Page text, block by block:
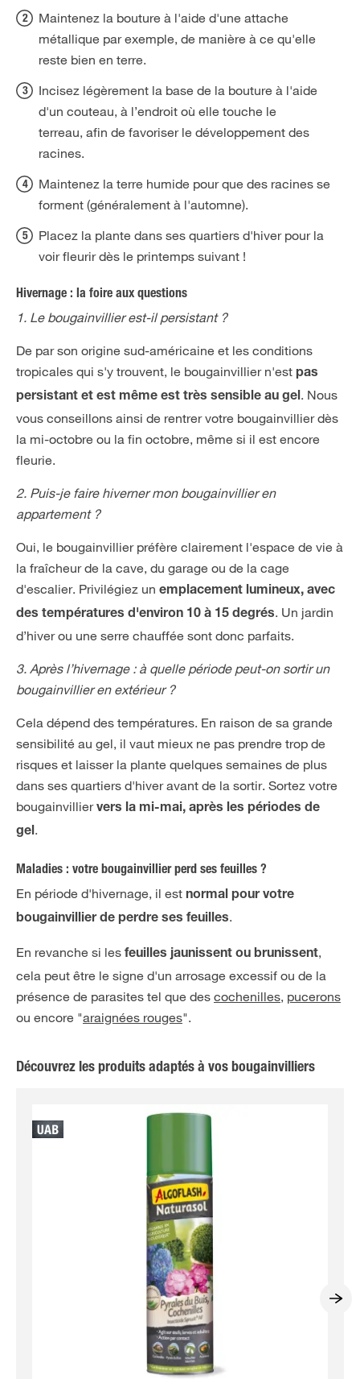
Maintenez la bouture à l'aide d'une attache
métallique par exemple, de manière à ce qu'elle
reste bien en terre.
Incisez légèrement la base de la bouture à l'aide
d'un couteau, à l’endroit où elle touche le
terreau, afin de favoriser le développement des
racines.
Maintenez la terre humide pour que des racines se
forment (généralement à l'automne).
Placez la plante dans ses quartiers d'hiver pour la
voir fleurir dès le printemps suivant !
Hivernage : la foire aux questions
1. Le bougainvillier est-il persistant ?
De par son origine sud-américaine et les conditions
tropicales qui s'y trouvent, le bougainvillier n'est pas
persistant et est même est très sensible au gel. Nous
vous conseillons ainsi de rentrer votre bougainvillier dès
la mi-octobre ou la fin octobre, même si il est encore
fleurie.
2. Puis-je faire hiverner mon bougainvillier en
appartement ?
Oui, le bougainvillier préfère clairement l'espace de vie à
la fraîcheur de la cave, du garage ou de la cage
d'escalier. Privilégiez un emplacement lumineux, avec
des températures d'environ 10 à 15 degrés. Un jardin
d’hiver ou une serre chauffée sont donc parfaits.
3. Après l’hivernage : à quelle période peut-on sortir un
bougainvillier en extérieur ?
Cela dépend des températures. En raison de sa grande
sensibilité au gel, il vaut mieux ne pas prendre trop de
risques et laisser la plante quelques semaines de plus
dans ses quartiers d'hiver avant de la sortir. Sortez votre
bougainvilliervers la mi-mai, après les périodes de
gel.
Maladies : votre bougainvillier perd ses feuilles ?
En période d'hivernage, il est normal pour votre
bougainvillier de perdre ses feuilles.
En revanche si les feuilles jaunissent ou brunissent,
cela peut être le signe d'un arrosage excessif ou de la
présence de parasites tel que des cochenilles, pucerons
ou encore "araignées rouges".
Découvrez les produits adaptés à vos bougainvilliers